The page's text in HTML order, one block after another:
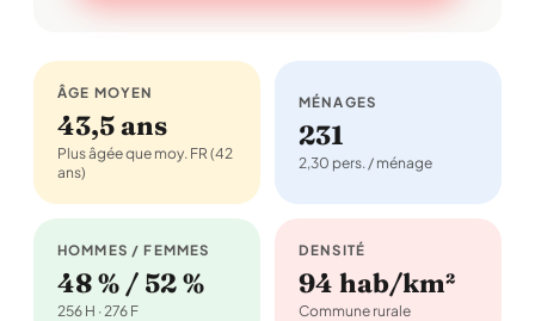
ÂGE MOYEN
43,5 ans
Plus âgée que moy. FR (42
ans)
MÉNAGES
231
2,30 pers. / ménage
HOMMES / FEMMES
48 % / 52 %
256 H · 276 F
DENSITÉ
94 hab/km²
Commune rurale